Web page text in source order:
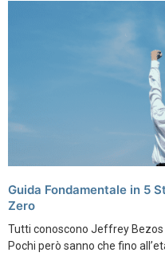
Guida Fondamentale in 5
Zero
Tutti conoscono Jeffrey
Pochi però sanno che fino